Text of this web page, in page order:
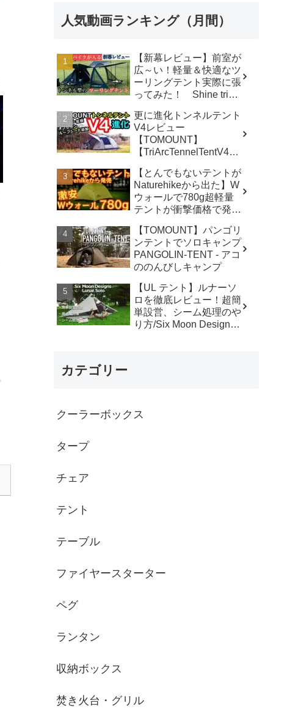
人気動画ランキング（月間）
【新幕レビュー】前室が
広～い！軽量＆快適なツ
ーリングテント実際に張
ってみた！ Shine trip
な気分
更に進化トンネルテント
V4レビュー
【TOMOUNT】
【TriArcTennelTentV4】
カ】
【とんでもないテントが
Naturehikeから出た】W
ウォールで780g超軽量
テントが衝撃価格で発売
解説の保存版【ULギ
ア】【キャンプ道具】
【アウトドア】#855 -
Hurricane Camp / ハリケ
ーンキャンプ
【TOMOUNT】パンゴリ
ンテントでソロキャンプ
PANGOLIN-TENT - アコ
ののんびしキャンプ
【UL テント】ルナーソ
ロを徹底レビュー！超簡
単設営、シーム処理のや
り方/Six Moon Designs
カテゴリー
クーラーボックス
タープ
チェア
テント
テーブル
ファイヤースターター
ペグ
ランタン
収納ボックス
焚き火台・グリル